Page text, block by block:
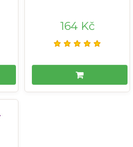
164 Kč